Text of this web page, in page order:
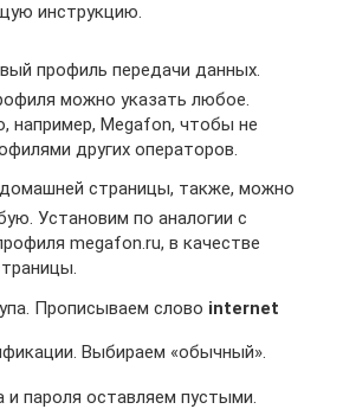
инструкцию.
профиль передачи данных.
можно указать любое.
например, Megafon, чтобы не
других операторов.
страницы, также, можно
Установим по аналогии с
megafon.ru, в качестве
Прописываем слово internet
Выбираем «обычный».
и пароля оставляем пустыми.